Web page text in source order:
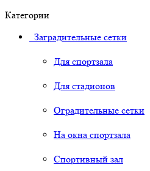
Категории
Заградительные сетки
Для спортзала
Для стадионов
Оградительные сетки
На окна спортзала
Спортивный зал